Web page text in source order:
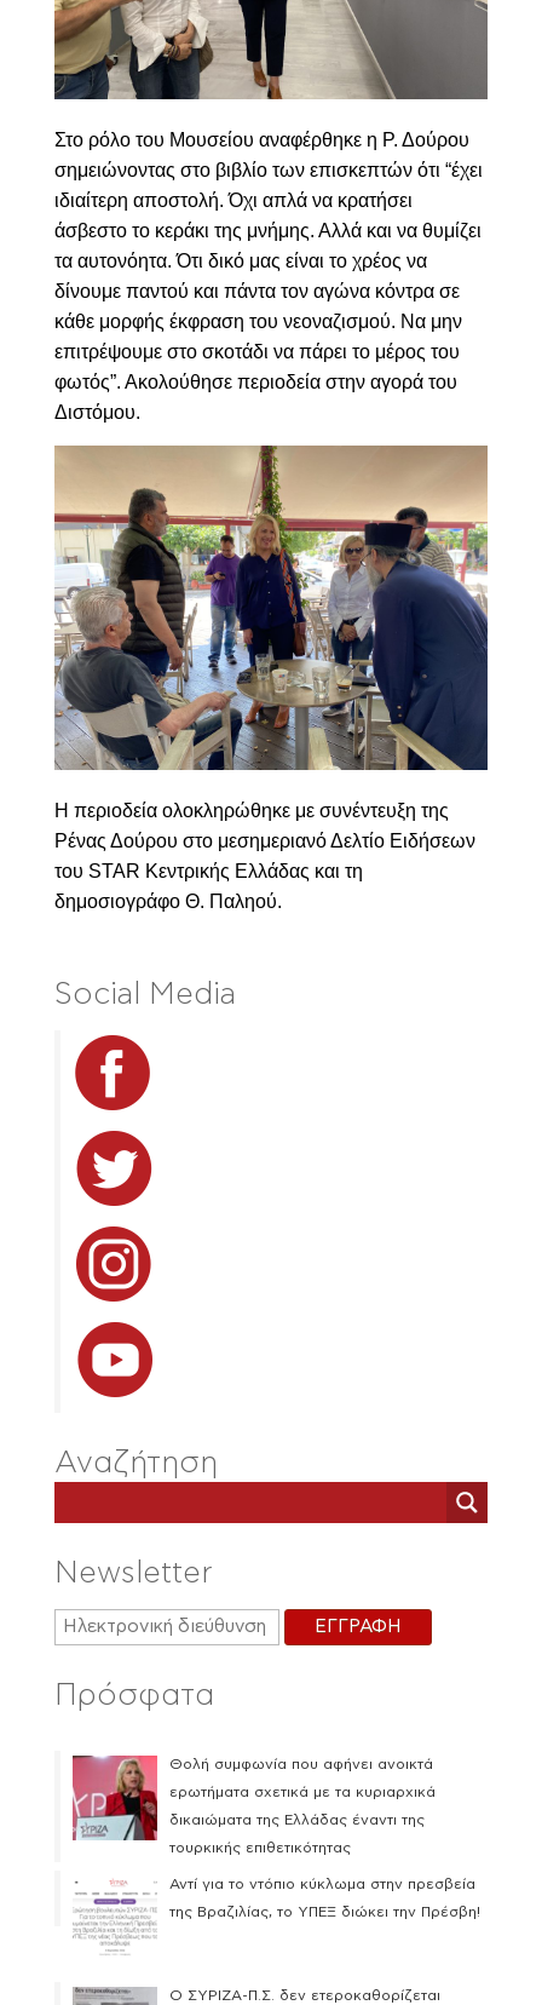
Στο ρόλο του Μουσείου αναφέρθηκε η Ρ. Δούρου
σημειώνοντας στο βιβλίο των επισκεπτών ότι “έχει
ιδιαίτερη αποστολή. Όχι απλά να κρατήσει
άσβεστο το κεράκι της μνήμης. Αλλά και να θυμίζει
τα αυτονόητα. Ότι δικό μας είναι το χρέος να
δίνουμε παντού και πάντα τον αγώνα κόντρα σε
κάθε μορφής έκφραση του νεοναζισμού. Να μην
επιτρέψουμε στο σκοτάδι να πάρει το μέρος του
φωτός”. Ακολούθησε περιοδεία στην αγορά του
Διστόμου.
Η περιοδεία ολοκληρώθηκε με συνέντευξη της
Ρένας Δούρου στο μεσημεριανό Δελτίο Ειδήσεων
του STAR Κεντρικής Ελλάδας και τη
δημοσιογράφο Θ. Παληού.
Social Media
Αναζήτηση
Newsletter
Πρόσφατα
Θολή συμφωνία που αφήνει ανοικτά
ερωτήματα σχετικά με τα κυριαρχικά
δικαιώματα της Ελλάδας έναντι της
τουρκικής επιθετικότητας
Αντί για το ντόπιο κύκλωμα στην πρεσβεία
της Βραζιλίας, το ΥΠΕΞ διώκει την Πρέσβη!
Ο ΣΥΡΙΖΑ-Π.Σ. δεν ετεροκαθορίζεται